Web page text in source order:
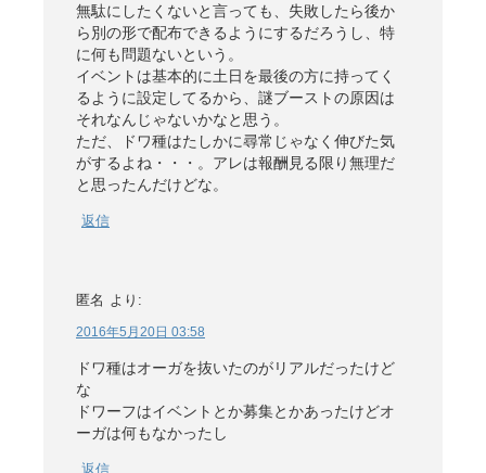
無駄にしたくないと言っても、失敗したら後か
ら別の形で配布できるようにするだろうし、特
に何も問題ないという。
イベントは基本的に土日を最後の方に持ってく
るように設定してるから、謎ブーストの原因は
それなんじゃないかなと思う。
ただ、ドワ種はたしかに尋常じゃなく伸びた気
がするよね・・・。アレは報酬見る限り無理だ
と思ったんだけどな。
返信
匿名 より:
2016年5月20日 03:58
ドワ種はオーガを抜いたのがリアルだったけど
な
ドワーフはイベントとか募集とかあったけどオ
ーガは何もなかったし
返信